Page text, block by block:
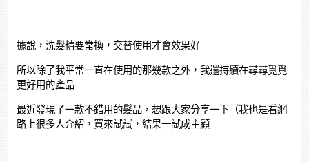
據說，洗髮精要常換，交替使用才會效果好
所以除了我平常一直在使用的那幾款之外，我還持續在尋尋覓覓
更好用的產品
最近發現了一款不錯用的髮品，想跟大家分享一下（我也是看網
路上很多人介紹，買來試試，結果一試成主顧